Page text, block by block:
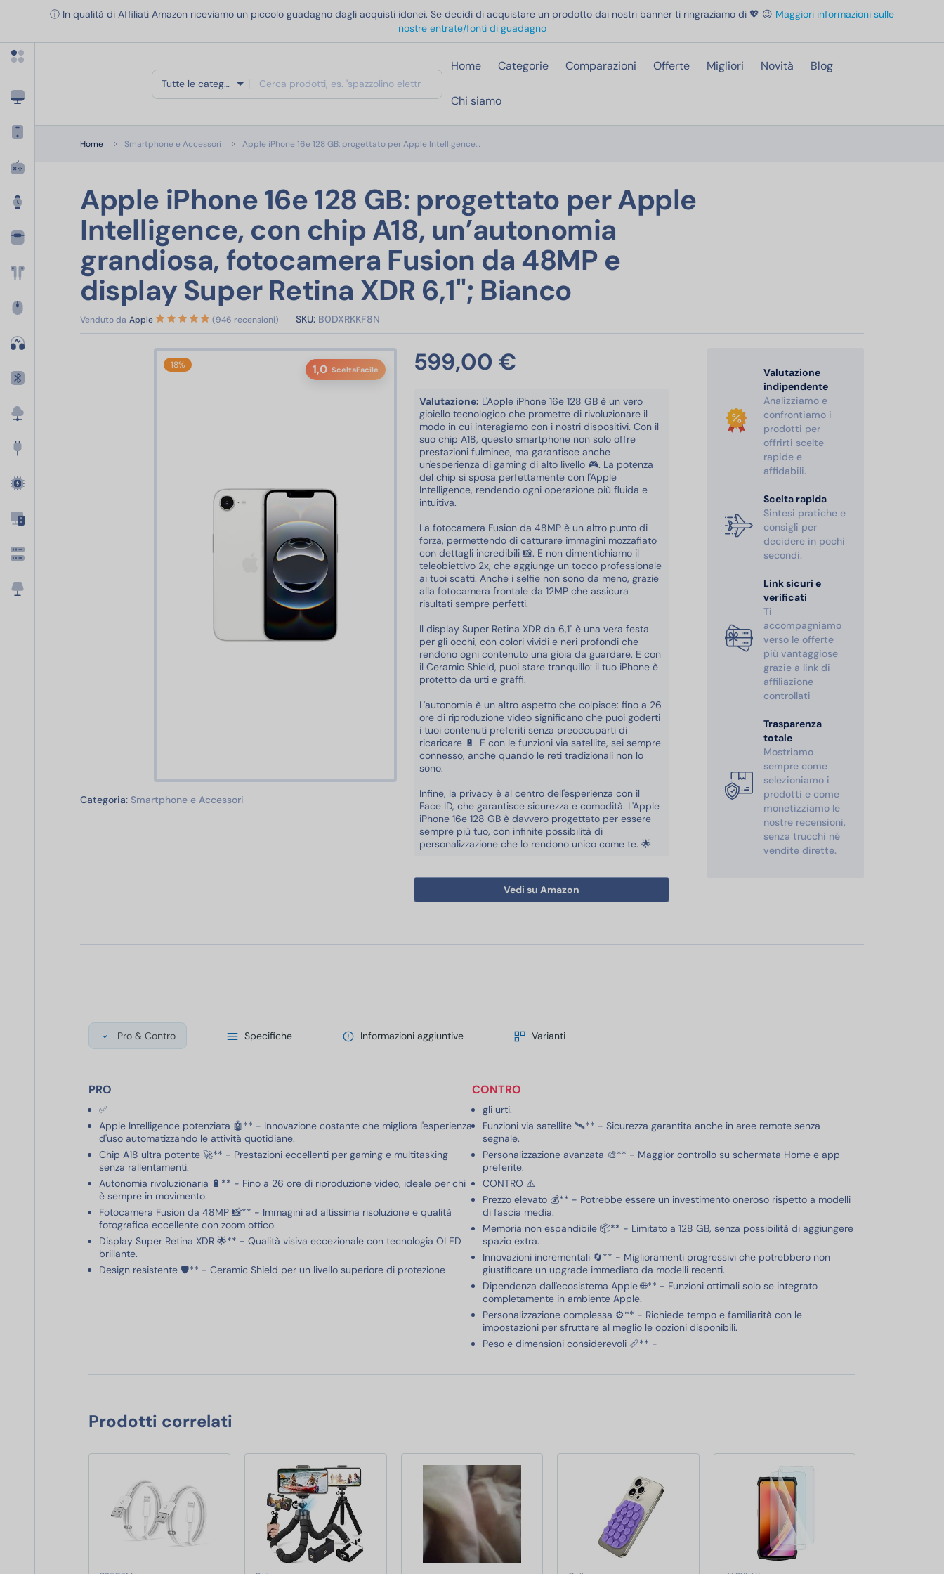
ⓘ In qualità di Affiliati Amazon riceviamo un piccolo guadagno dagli acquisti idonei. Se decidi di acquistare un prodotto dai nostri banner ti ringraziamo di 💖 😉 Maggiori informazioni sulle
nostre entrate/fonti di guadagno
Tutte le categorie
Home Categorie Comparazioni Offerte Migliori Novità Blog
Chi siamo
Apri menu categorie
Home Smartphone e Accessori Apple iPhone 16e 128 GB: progettato per Apple Intelligence…
Apple iPhone 16e 128 GB: progettato per Apple
Intelligence, con chip A18, un’autonomia
grandiosa, fotocamera Fusion da 48MP e
display Super Retina XDR 6,1''; Bianco
Venduto da Apple (946 recensioni) SKU: B0DXRKKF8N
18% 1,0 SceltaFacile
Categoria: Smartphone e Accessori
599,00 €
Valutazione: L'Apple iPhone 16e 128 GB è un vero
gioiello tecnologico che promette di rivoluzionare il
modo in cui interagiamo con i nostri dispositivi. Con il
suo chip A18, questo smartphone non solo offre
prestazioni fulminee, ma garantisce anche
un'esperienza di gaming di alto livello 🎮. La potenza
del chip si sposa perfettamente con l'Apple
Intelligence, rendendo ogni operazione più fluida e
intuitiva.
La fotocamera Fusion da 48MP è un altro punto di
forza, permettendo di catturare immagini mozzafiato
con dettagli incredibili 📸. E non dimentichiamo il
teleobiettivo 2x, che aggiunge un tocco professionale
ai tuoi scatti. Anche i selfie non sono da meno, grazie
alla fotocamera frontale da 12MP che assicura
risultati sempre perfetti.
Il display Super Retina XDR da 6,1'' è una vera festa
per gli occhi, con colori vividi e neri profondi che
rendono ogni contenuto una gioia da guardare. E con
il Ceramic Shield, puoi stare tranquillo: il tuo iPhone è
protetto da urti e graffi.
L'autonomia è un altro aspetto che colpisce: fino a 26
ore di riproduzione video significano che puoi goderti
i tuoi contenuti preferiti senza preoccuparti di
ricaricare 🔋. E con le funzioni via satellite, sei sempre
connesso, anche quando le reti tradizionali non lo
sono.
Infine, la privacy è al centro dell'esperienza con il
Face ID, che garantisce sicurezza e comodità. L'Apple
iPhone 16e 128 GB è davvero progettato per essere
sempre più tuo, con infinite possibilità di
personalizzazione che lo rendono unico come te. 🌟
Vedi su Amazon
Valutazione
indipendente
Analizziamo e
confrontiamo i
prodotti per
offrirti scelte
rapide e
affidabili.
Scelta rapida
Sintesi pratiche e
consigli per
decidere in pochi
secondi.
Link sicuri e
verificati
Ti
accompagniamo
verso le offerte
più vantaggiose
grazie a link di
affiliazione
controllati
Trasparenza
totale
Mostriamo
sempre come
selezioniamo i
prodotti e come
monetizziamo le
nostre recensioni,
senza trucchi né
vendite dirette.
Pro & Contro Specifiche Informazioni aggiuntive Varianti
PRO
✅
Apple Intelligence potenziata 🤖** - Innovazione costante che migliora l'esperienza
d'uso automatizzando le attività quotidiane.
Chip A18 ultra potente 🚀** - Prestazioni eccellenti per gaming e multitasking
senza rallentamenti.
Autonomia rivoluzionaria 🔋** - Fino a 26 ore di riproduzione video, ideale per chi
è sempre in movimento.
Fotocamera Fusion da 48MP 📸** - Immagini ad altissima risoluzione e qualità
fotografica eccellente con zoom ottico.
Display Super Retina XDR 🌟** - Qualità visiva eccezionale con tecnologia OLED
brillante.
Design resistente 🛡️** - Ceramic Shield per un livello superiore di protezione
CONTRO
gli urti.
Funzioni via satellite 🛰️** - Sicurezza garantita anche in aree remote senza
segnale.
Personalizzazione avanzata 🎨** - Maggior controllo su schermata Home e app
preferite.
CONTRO ⚠️
Prezzo elevato 💰** - Potrebbe essere un investimento oneroso rispetto a modelli
di fascia media.
Memoria non espandibile 📦** - Limitato a 128 GB, senza possibilità di aggiungere
spazio extra.
Innovazioni incrementali 🔄** - Miglioramenti progressivi che potrebbero non
giustificare un upgrade immediato da modelli recenti.
Dipendenza dall'ecosistema Apple 🌐** - Funzioni ottimali solo se integrato
completamente in ambiente Apple.
Personalizzazione complessa ⚙️** - Richiede tempo e familiarità con le
impostazioni per sfruttare al meglio le opzioni disponibili.
Peso e dimensioni considerevoli 📏** -
Prodotti correlati